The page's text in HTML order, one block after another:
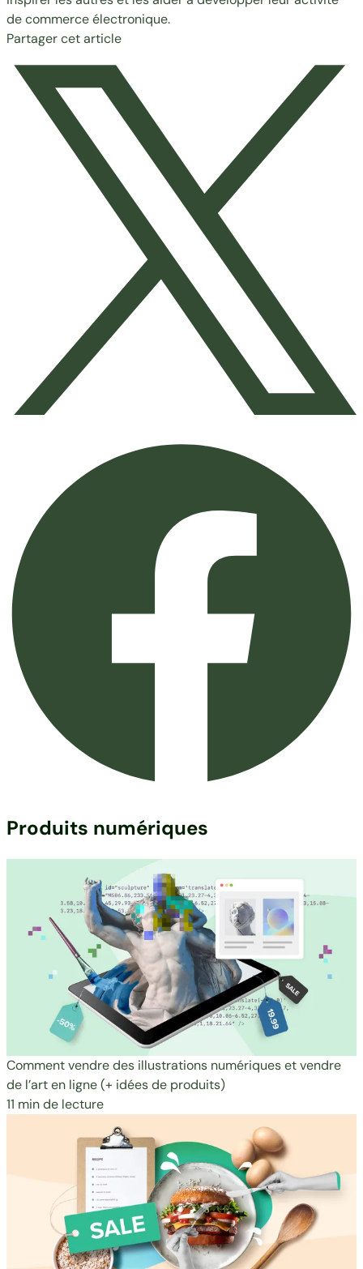
de commerce électronique.
Partager cet article
Produits numériques
Comment vendre des illustrations numériques et vendre
de l’art en ligne (+ idées de produits)
11 min de lecture